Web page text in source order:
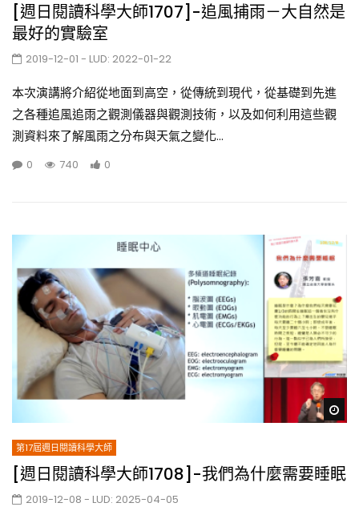
[週日閱讀科學大師1707]-追風捕雨－大自然是
最好的實驗室
2019-12-01 - LUD: 2022-01-22
本次演講將介紹從地面到高空，從傳統到現代，從基礎到先進
之各種追風追雨之觀測儀器與觀測技術，以及如何利用這些觀
測資料來了解風雨之分布與天氣之變化...
0 740 0
第17屆週日閱讀科學大師
[週日閱讀科學大師1708]-我們為什麼需要睡眠
2019-12-08 - LUD: 2025-04-05